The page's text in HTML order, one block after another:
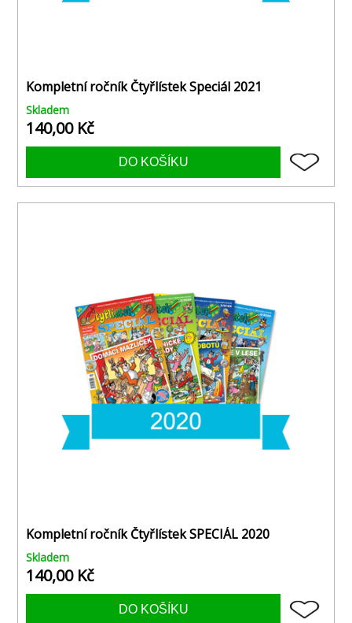
Kompletní ročník Čtyřlístek Speciál 2021
Skladem
140,00 Kč
Kompletní ročník Čtyřlístek SPECIÁL 2020
Skladem
140,00 Kč